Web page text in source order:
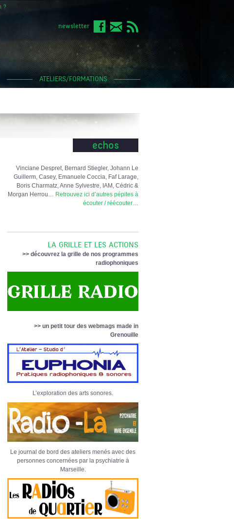
?
newsletter
ATELIERS/FORMATIONS
echos
Vinciane Despret, Bernard Stiegler, Johann Le
Guillerm, Casey, Emanuele Coccia, Faf Larage,
Boris Charmatz, Anne Sylvestre, IAM, Cédric &
Morgan Herrou… Retrouvez ici d’autres pépites à
écouter / réécouter…
LA GRILLE ET LES ACTIONS
>> découvrez la grille de nos programmes
radiophoniques
>> un petit tour des webmags made in
Grenouille
L’exploration des arts sonores.
Le journal de bord des ateliers menés avec des
personnes concernées par la psychiatrie à
Marseille.